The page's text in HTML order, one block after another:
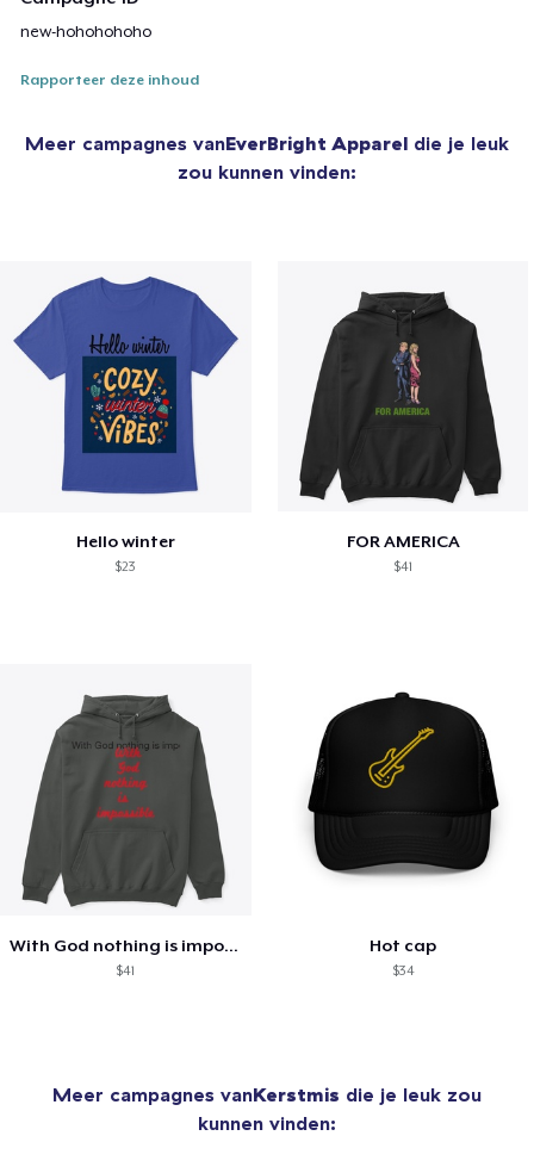
new-hohohohoho
Rapporteer deze inhoud
Meer campagnes vanEverBright Apparel die je leuk
zou kunnen vinden:
Hello winter
$23
FOR AMERICA
$41
With God nothing is impossible .
$41
Hot cap
$34
Meer campagnes vanKerstmis die je leuk zou
kunnen vinden: